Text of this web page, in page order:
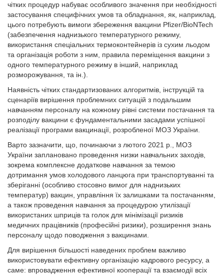
чітких процедур набуває особливого значення при необхідності
застосування специфічних умов та обладнання, як, наприклад,
цього потребують вимоги збереження вакцини Pfizer/BioNTech
(забезпечення наднизького температурного режиму,
використання спеціальних термоконтейнерів із сухим льодом
та організація роботи з ним, правила переміщення вакцини з
одного температурного режиму в інший, наприклад
розморожування, та ін.).
Наявність чітких стандартизованих алгоритмів, інструкцій та
сценаріїв вирішення проблемних ситуацій з подальшим
навчанням персоналу на кожному рівні системи постачання та
розподілу вакцини є фундаментальними засадами успішної
реалізації програми вакцинації, розробленої МОЗ України.
Варто зазначити, що, починаючи з лютого 2021 р., МОЗ
України заплановано проведення низки навчальних заходів,
зокрема комплексне додаткове навчання за темою
дотримання умов холодового ланцюга при транспортуванні та
зберіганні (особливо стосовно вимог для наднизьких
температур) вакцин, управління їх залишками та постачанням,
а також проведення навчання за процедурою утилізації
використаних шприців та голок для мінімізації ризиків
медичних працівників (професійні ризики), розширення знань
персоналу щодо поводження з вакцинами.
Для вирішення більшості наведених проблем важливо
використовувати ефективну організацію кадрового ресурсу, а
саме: впровадження ефективної кооперації та взаємодії всіх